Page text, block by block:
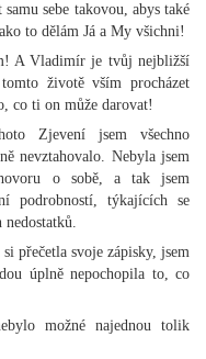
sebe takovou, abys také
to dělám Já a My všichni!
A Vladimír je tvůj nejbližší
životě vším procházet
co ti on může darovat!
Zjevení jsem všechno
nevztahovalo. Nebyla jsem
o sobě, a tak jsem
podrobností, týkajících se
nedostatků.
přečetla svoje zápisky, jsem
úplně nepochopila to, co
možné najednou tolik